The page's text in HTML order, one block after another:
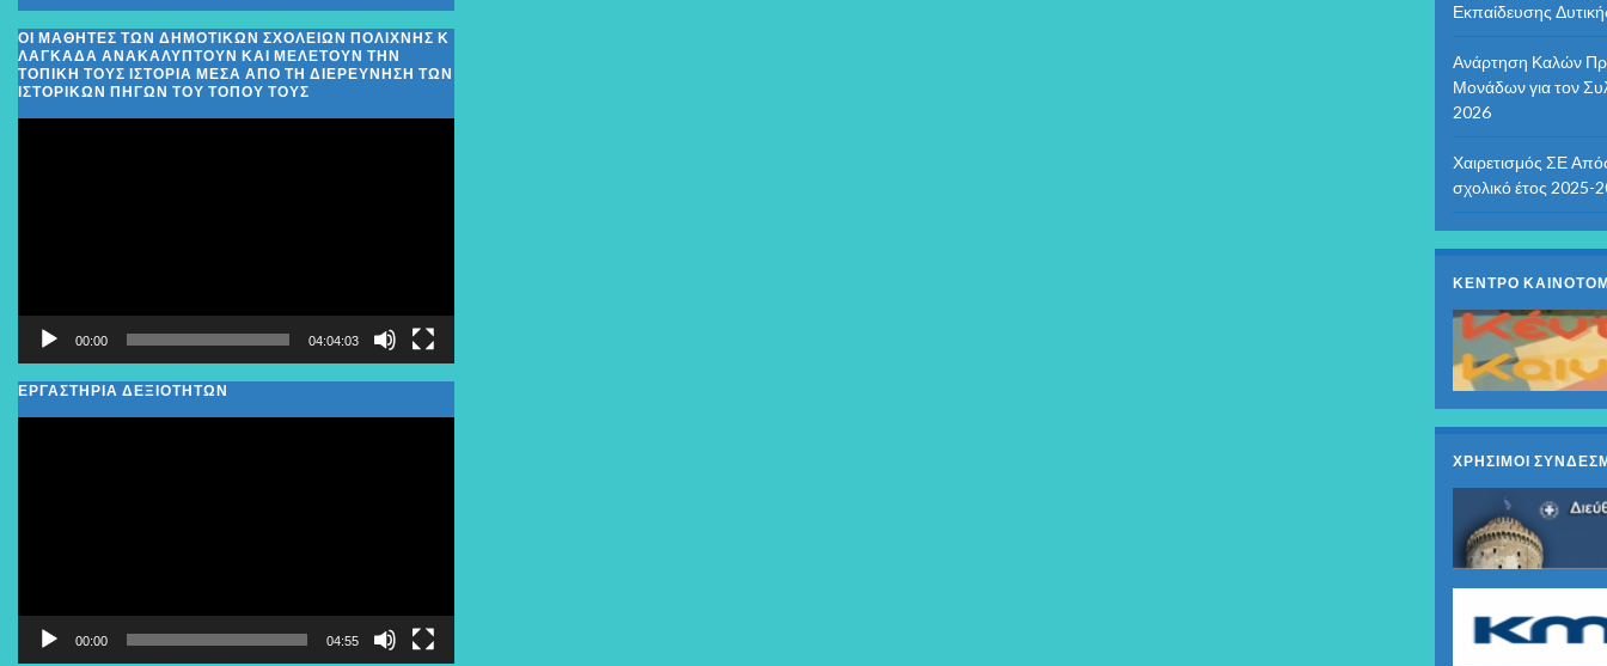
ΟΙ ΜΑΘΗΤΈΣ ΤΩΝ ΔΗΜΟΤΙΚΏΝ ΣΧΟΛΕΊΩΝ ΠΟΛΊΧΝΗΣ Κ
ΛΑΓΚΑΔΆ ΑΝΑΚΑΛΎΠΤΟΥΝ ΚΑΙ ΜΕΛΕΤΟΎΝ ΤΗΝ
ΤΟΠΙΚΉ ΤΟΥΣ ΙΣΤΟΡΊΑ ΜΈΣΑ ΑΠΌ ΤΗ ΔΙΕΡΕΎΝΗΣΗ ΤΩΝ
ΙΣΤΟΡΙΚΏΝ ΠΗΓΏΝ ΤΟΥ ΤΌΠΟΥ ΤΟΥΣ
00:00 04:04:03
ΕΡΓΑΣΤΗΡΙΑ ΔΕΞΙΟΤΗΤΩΝ
00:00 04:55
Εκπαίδευσης
Ανάρτηση Καλών
Μονάδων για τον
2026
Χαιρετισμός ΣΕ
σχολικό έτος 2025-
ΚΕΝΤΡΟ
ΧΡΗΣΙΜΟΙ